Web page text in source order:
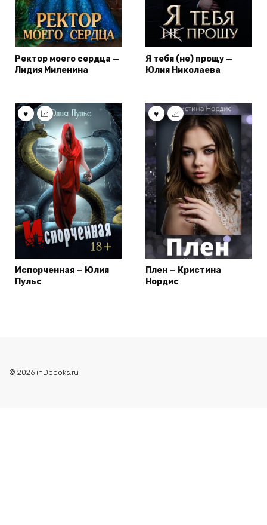
Ректор моего сердца —
Лидия Миленина
Я тебя (не) прощу —
Юлия Николаева
Испорченная — Юлия
Пульс
Плен — Кристина
Нордис
© 2026 inDbooks.ru